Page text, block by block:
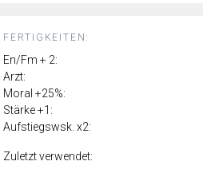
FERTIGKEITEN:
En/Fm + 2:
Arzt:
Moral +25%:
Stärke +1:
Aufstiegswsk. x2:
Zuletzt verwendet: